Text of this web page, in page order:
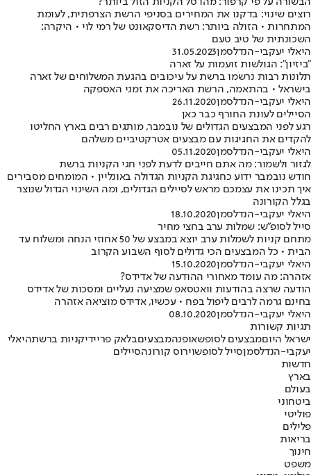
רוצים שינוי: בדקנו את המחירים בסניפי הרשת הצרפתית, לעומת
המתחרות • הזולה ביותר: רשת הדיסקאונט של רמי לוי • היקרה:
השכונתית של טיב טעם
היאלי יעקבי-הנדלסמן31.05.2023
"ביזיון": הגולשות זועמות על זארה
תלונות רבות נרשמו ברשת על עיכובים בהגעת המשלוחים של זארה
בישראל • בהתאמה, הרשת האריכה את זמני האספקה
היאלי יעקבי-הנדלסמן26.11.2020
הסיילים לעונת החורף כבר כאן
רגע לפני המבצעים הגדולים של נובמבר, מותגים רבים בארץ החליטו
להקדים את החגיגות עם מבצעים אטרקטיביים משלהם
היאלי יעקבי-הנדלסמן05.11.2020
לגזור ולשמור: מה אתם חייבים לדעת לפני חגי הקניות ברשת
חודש נובמבר ידוע כחגיגת הקניות הגדולה באונליין • המומחים מסבירים
איך תכינו את עצמכם מראש לסיילים הגדולים, ומה השינוי הגדול שנוצר
בגלל הקורונה
היאלי יעקבי-הנדלסמן18.10.2020
סייל לסופ"ש: שמלות ערב בחצי מחיר
מתחם קניות לשמלות ערב יוצא במבצע של 50 אחוזי הנחה ומשלוח עד
הבית • כל המבצעים הכי גדולים לסוף השבוע הקרוב
היאלי יעקבי-הנדלסמן15.10.2020
אזהרה: מה עומד מאחורי ההודעה של אדידס?
הודעה שרצה בהודעות וואטסאפ שמציעה נעליים ומסכות של אדידס
בחינם גרמה לרבים ליפול בפח • עכשיו, אדידס מוציאה אזהרה
היאלי יעקבי-הנדלסמן08.10.2020
תגיות קשורות
ישראל היוםמבצעים לסופשאופנהמבצעיםבלאק פריידיקניות ברשתהיאלי
יעקבי-הנדלסמןסייל לסופשוירוס קורונהסיילים
חדשות
בארץ
בעולם
ביטחוני
פוליטי
פלילים
בריאות
חינוך
משפט